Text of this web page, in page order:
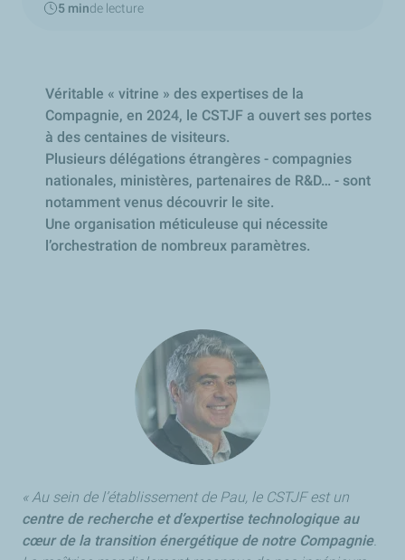
5 minde lecture
Véritable « vitrine » des expertises de la
Compagnie, en 2024, le CSTJF a ouvert ses portes
à des centaines de visiteurs.
Plusieurs délégations étrangères - compagnies
nationales, ministères, partenaires de R&D… - sont
notamment venus découvrir le site.
Une organisation méticuleuse qui nécessite
l’orchestration de nombreux paramètres.
« Au sein de l’établissement de Pau, le CSTJF est un
centre de recherche et d’expertise technologique au
cœur de la transition énergétique de notre Compagnie.